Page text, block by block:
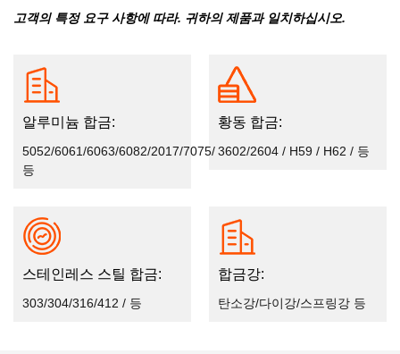
고객의 특정 요구 사항에 따라. 귀하의 제품과 일치하십시오.
알루미늄 합금:
5052/6061/6063/6082/2017/7075/
등
황동 합금:
3602/2604 / H59 / H62 / 등
스테인레스 스틸 합금:
303/304/316/412 / 등
합금강:
탄소강/다이강/스프링강 등